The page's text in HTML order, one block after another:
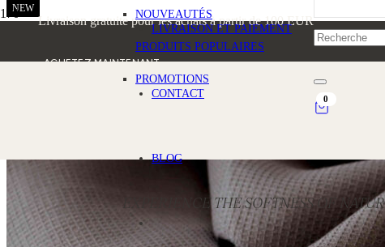
Livraison gratuite pour les achats à partir de 100 EUR
ACHETEZ MAINTENANT
0
LIVRAISON ET PAIEMENT
CONTACT
BLOG
NOUVEAUTÉS
PRODUITS POPULAIRES
PROMOTIONS
EXPERIENCE THE SOFTNESS OF
NEW